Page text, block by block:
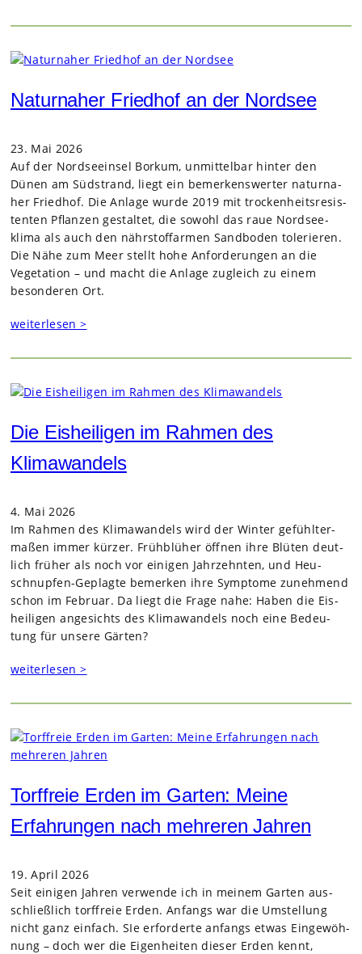
Naturnaher Friedhof an der Nordsee
23. Mai 2026
Auf der Nord­see­insel Bor­kum, unmit­tel­bar hin­ter den
Dünen am Süd­strand, liegt ein bemer­kens­wer­ter natur­na­
her Fried­hof. Die Anlage wurde 2019 mit tro­cken­heits­re­sis­
ten­ten Pflan­zen gestal­tet, die sowohl das raue Nord­see­
klima als auch den nähr­stoff­ar­men Sand­bo­den tole­rie­ren.
Die Nähe zum Meer stellt hohe Anfor­de­run­gen an die
Vege­ta­tion – und macht die Anlage zugleich zu einem
beson­de­ren Ort.
weiterlesen >
Die Eisheiligen im Rahmen des
Klimawandels
4. Mai 2026
Im Rah­men des Kli­ma­wan­dels wird der Win­ter gefühl­ter­
ma­ßen immer kür­zer. Früh­blü­her öff­nen ihre Blü­ten deut­
lich frü­her als noch vor eini­gen Jahr­zehn­ten, und Heu­
schnup­fen-Geplagte bemer­ken ihre Sym­ptome zuneh­mend
schon im Februar. Da liegt die Frage nahe: Haben die Eis­
hei­li­gen ange­sichts des Kli­ma­wan­dels noch eine Bedeu­
tung für unsere Gär­ten?
weiterlesen >
Torffreie Erden im Garten: Meine
Erfahrungen nach mehreren Jahren
19. April 2026
Seit eini­gen Jah­ren ver­wende ich in mei­nem Gar­ten aus­
schließ­lich torf­freie Erden. Anfangs war die Umstel­lung
nicht ganz ein­fach. SIe erfor­derte anfangs etwas Ein­ge­wöh­
nung – doch wer die Eigen­hei­ten die­ser Erden kennt,